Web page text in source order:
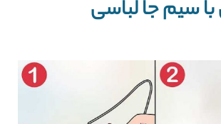
با سیم جا لباسی